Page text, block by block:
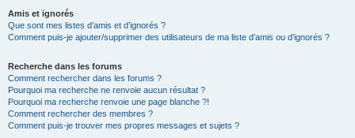
Amis et ignorés
Que sont mes listes d’amis et d’ignorés ?
Comment puis-je ajouter/supprimer des utilisateurs de ma liste d’amis ou d’ignorés ?
Recherche dans les forums
Comment rechercher dans les forums ?
Pourquoi ma recherche ne renvoie aucun résultat ?
Pourquoi ma recherche renvoie une page blanche ?!
Comment rechercher des membres ?
Comment puis-je trouver mes propres messages et sujets ?